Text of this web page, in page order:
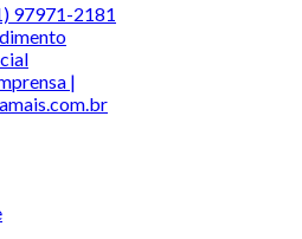
97971-2181
|